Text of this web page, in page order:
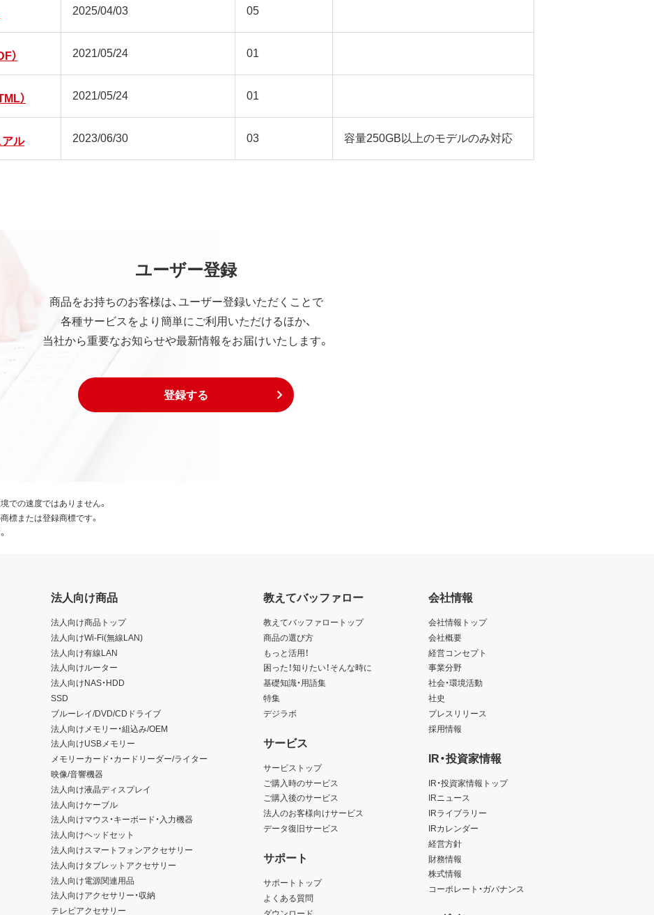
2025/04/03 05
） 2021/05/24 01
） 2021/05/24 01
ル 2023/06/30 03 容量250GB以上のモデルのみ対応
ユーザー登録
商品をお持ちのお客様は、ユーザー登録いただくことで
各種サービスをより簡単にご利用いただけるほか、
当社から重要なお知らせや最新情報をお届けいたします。
登録する
での速度ではありません。
標または登録商標です。
法人向け商品
法人向け商品トップ
法人向けWi-Fi(無線LAN)
法人向け有線LAN
法人向けルーター
法人向けNAS・HDD
SSD
ブルーレイ/DVD/CDドライブ
法人向けメモリー・組込み/OEM
法人向けUSBメモリー
メモリーカード・カードリーダー/ライター
映像/音響機器
法人向け液晶ディスプレイ
法人向けケーブル
法人向けマウス・キーボード・入力機器
法人向けヘッドセット
法人向けスマートフォンアクセサリー
法人向けタブレットアクセサリー
法人向け電源関連用品
法人向けアクセサリー・収納
テレビアクセサリー
教えてバッファロー
教えてバッファロートップ
商品の選び方
もっと活用！
困った！知りたい！そんな時に
基礎知識・用語集
特集
デジラボ
サービス
サービストップ
ご購入時のサービス
ご購入後のサービス
法人のお客様向けサービス
データ復旧サービス
サポート
サポートトップ
よくある質問
会社情報
会社情報トップ
会社概要
経営コンセプト
事業分野
社会・環境活動
社史
プレスリリース
採用情報
IR・投資家情報
IR・投資家情報トップ
IRニュース
IRライブラリー
IRカレンダー
経営方針
財務情報
株式情報
コーポレート・ガバナンス